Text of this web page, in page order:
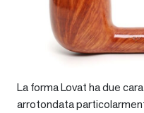
La forma Lovat ha due
arrotondata